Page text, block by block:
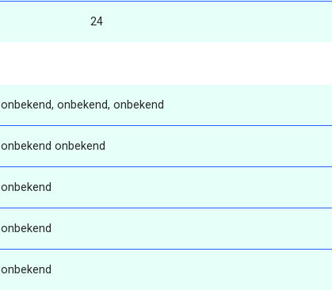
24
onbekend, onbekend, onbekend
onbekend onbekend
onbekend
onbekend
onbekend